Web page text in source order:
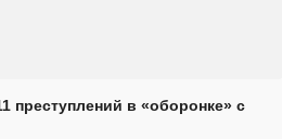
преступлений в «оборонке» с